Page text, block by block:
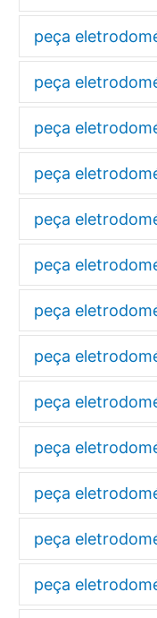
peça
peça
peça
peça
peça
peça
peça
peça
peça
peça
peça
peça
peça